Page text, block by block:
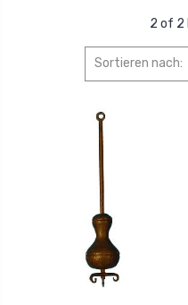
2 of 2
Sortieren nach: